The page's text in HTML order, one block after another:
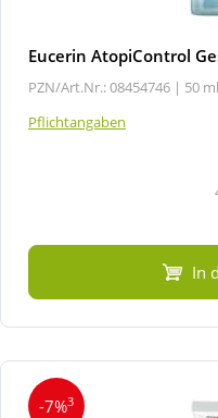
Eucerin AtopiControl
PZN/Art.Nr.: 08454746 | 50
Pflichtangaben
In
-7%3